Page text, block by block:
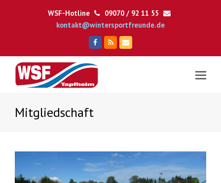
WSF-Hotline
09070 / 92 11 55
kontakt@wintersportfreunde.de
Facebook
RSS E-
Mail
Mitgliedschaft